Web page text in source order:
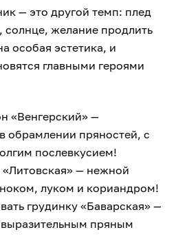
— это другой темп: плед
солнце, желание продлить
особая эстетика, и
главными героями
«Венгерский» —
обрамлении пряностей, с
послевкусием!
«Литовская» — нежной
луком и кориандром!
грудинку «Баварская» —
пряным